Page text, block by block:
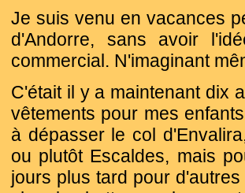
Je suis venu en vacances
d'Andorre, sans avoir
commercial. N'imaginant
C'était il y a maintenant dix
vêtements pour mes
à dépasser le col
ou plutôt Escaldes, mais
jours plus tard pour